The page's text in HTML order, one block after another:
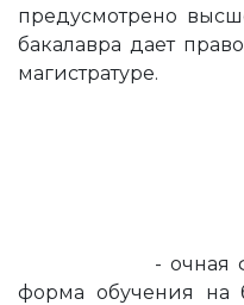
предусмотрено
бакалавра дает
магистратуре.
- очная
форма обучения на